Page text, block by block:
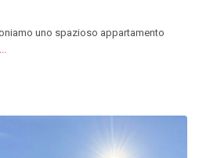
uno spazioso appartamento
...